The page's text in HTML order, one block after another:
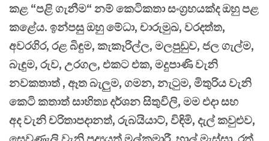
කළ “පළි ගැනීම“ නම් කෙටිකතා සංග්‍රහයක්ද ඔහු පළ
කළේය. ඉන්පසු ඔහු මේධා, චාරුමුඛ, වරදත්ත,
අවරගිර, රළ බිඳුම, කැකෑරිල්ල, මලපුඩුව, ජල ගැල්ම,
බැඳුම, රුව, උරගල, එකට එක, මදුපාණි වැනි
නවකතාත් , ඈත බැලුම, ගමන, නැටුම, මිතුරිය වැනි
කෙටි කතාත් සාහිත්‍ය දර්ශන සිතුවිලි, මම එදා සහ
අද වැනි චරිතාපදානත්, රුබයියාට්, විඳිමි, දැල් කවුළුව,